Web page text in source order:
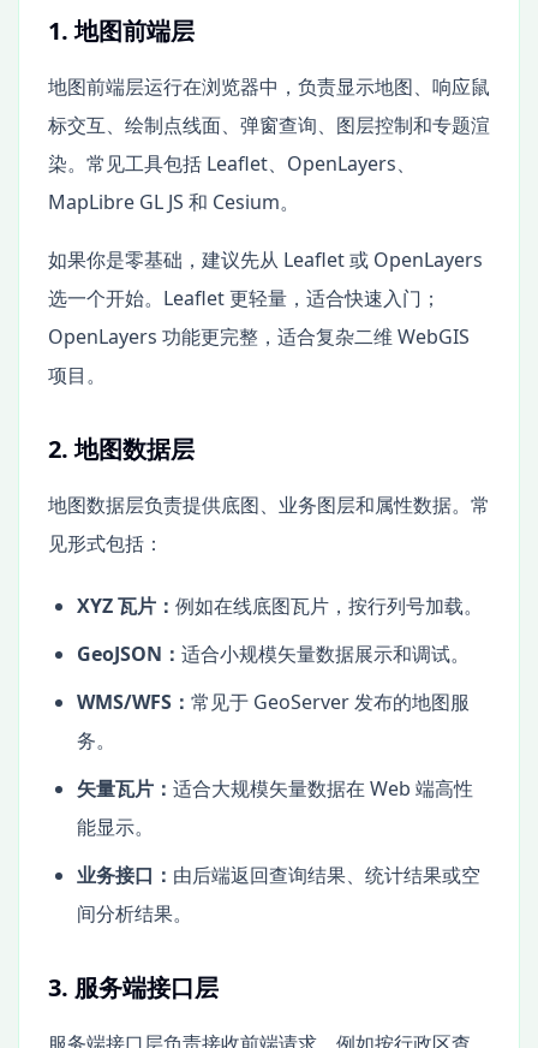
1. 地图前端层
地图前端层运行在浏览器中，负责显示地图、响应鼠
标交互、绘制点线面、弹窗查询、图层控制和专题渲
染。常见工具包括 Leaflet、OpenLayers、
MapLibre GL JS 和 Cesium。
如果你是零基础，建议先从 Leaflet 或 OpenLayers
选一个开始。Leaflet 更轻量，适合快速入门；
OpenLayers 功能更完整，适合复杂二维 WebGIS
项目。
2. 地图数据层
地图数据层负责提供底图、业务图层和属性数据。常
见形式包括：
XYZ 瓦片： 例如在线底图瓦片，按行列号加载。
GeoJSON： 适合小规模矢量数据展示和调试。
WMS/WFS： 常见于 GeoServer 发布的地图服
务。
矢量瓦片： 适合大规模矢量数据在 Web 端高性
能显示。
业务接口： 由后端返回查询结果、统计结果或空
间分析结果。
3. 服务端接口层